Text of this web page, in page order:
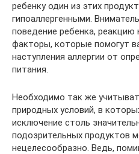
ребенку один из этих
гипоаллергенными.
поведение ребенка,
факторы, которые помогут
наступления аллергии от
питания.
Необходимо так же
природных условий, в
исключение столь
подозрительных продуктов
нецелесообразно. Ведь,